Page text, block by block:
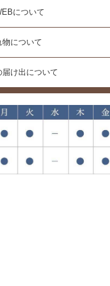
について
について
け出について